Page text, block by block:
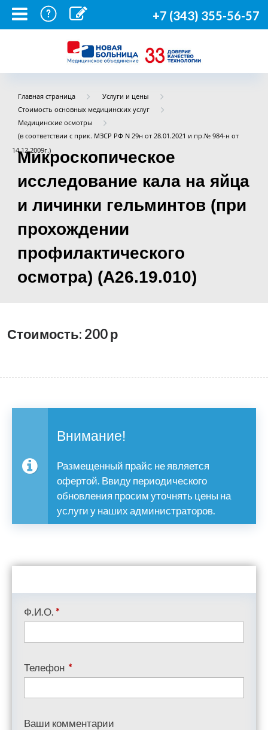
+7 (343) 355-56-57
Главная страница
Услуги и цены
Стоимость основных медицинских услуг
Медицинские осмотры
(в соответствии с прик. МЗСР РФ N 29н от 28.01.2021 и пр.№ 984-н от
14.12.2009г.)
Микроскопическое
исследование кала на яйца
и личинки гельминтов (при
прохождении
профилактического
осмотра) (A26.19.010)
Стоимость: 200р
Внимание!
Размещенный прайс не является
офертой. Ввиду периодического
обновления просим уточнять цены на
услуги у наших администраторов.
Ф.И.О. *
Телефон *
Ваши комментарии